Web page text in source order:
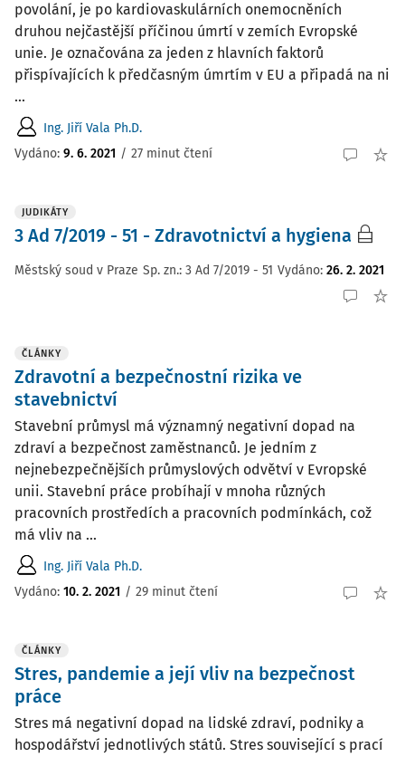
povolání, je po kardiovaskulárních onemocněních
druhou nejčastější příčinou úmrtí v zemích Evropské
unie. Je označována za jeden z hlavních faktorů
přispívajících k předčasným úmrtím v EU a připadá na ni
...
Ing. Jiří Vala Ph.D.
Vydáno: 9. 6. 2021 / 27 minut čtení
JUDIKÁTY
3 Ad 7/2019 - 51 - Zdravotnictví a hygiena
Městský soud v Praze Sp. zn.: 3 Ad 7/2019 - 51 Vydáno: 26. 2. 2021
ČLÁNKY
Zdravotní a bezpečnostní rizika ve
stavebnictví
Stavební průmysl má významný negativní dopad na
zdraví a bezpečnost zaměstnanců. Je jedním z
nejnebezpečnějších průmyslových odvětví v Evropské
unii. Stavební práce probíhají v mnoha různých
pracovních prostředích a pracovních podmínkách, což
má vliv na ...
Ing. Jiří Vala Ph.D.
Vydáno: 10. 2. 2021 / 29 minut čtení
ČLÁNKY
Stres, pandemie a její vliv na bezpečnost
práce
Stres má negativní dopad na lidské zdraví, podniky a
hospodářství jednotlivých států. Stres související s prací